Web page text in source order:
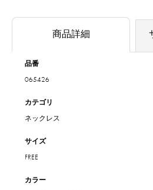
商品詳細
品番
065426
カテゴリ
ネックレス
サイズ
FREE
カラー